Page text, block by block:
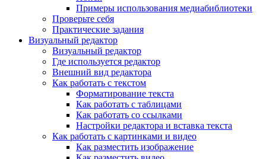
Примеры использования медиабиблиотеки
Проверьте себя
Практические задания
Визуальный редактор
Визуальный редактор
Где используется редактор
Внешний вид редактора
Как работать с текстом
Форматирование текста
Как работать с таблицами
Как работать со ссылками
Настройки редактора и вставка текста
Как работать с картинками и видео
Как разместить изображение